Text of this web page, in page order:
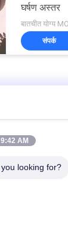
घर्षण अस्तर
बातचीत योग्य
संपर्क
9:42 AM
looking for?